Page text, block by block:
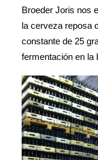
Broeder Joris nos
la cerveza reposa
constante de 25
fermentación en la